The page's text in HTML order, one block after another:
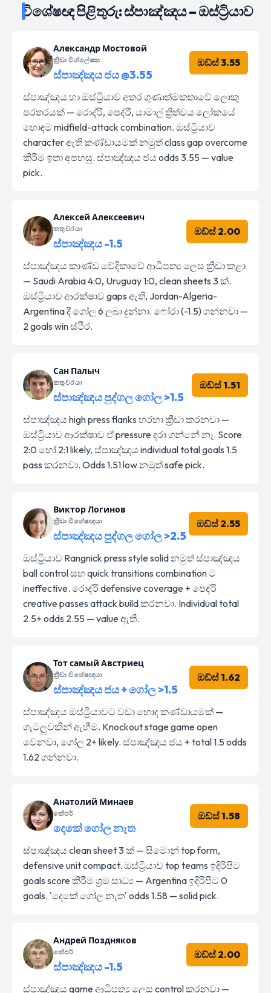
විශේෂඥ පිළිතුරු: ස්පාඤ්ඤය – ඔස්ට්‍රියාව
Александр Мостовой
ක්‍රීඩා විශ්ලේෂක
ස්පාඤ්ඤය ජය @3.55
ඔඩ්ස් 3.55
ස්පාඤ්ඤය හා ඔස්ට්‍රියාව අතර ගුණාත්මකතාවේ ලොකු
පරතරයක් — රොද්රී, පෙද්රී, යාමාල් ත්‍රිත්වය ලෝකයේ
හොඳම midfield-attack combination. ඔස්ට්‍රියාව
character ඇති කණ්ඩායමක් නමුත් class gap overcome
කිරීම ඉතා අපහසු. ස්පාඤ්ඤය ජය odds 3.55 — value
pick.
Алексей Алексеевич
කතුවරයා
ස්පාඤ්ඤය -1.5
ඔඩ්ස් 2.00
ස්පාඤ්ඤය කාණ්ඩ වේදිකාවේ ආධිපත්‍ය ලෙස ක්‍රීඩා කළා
— Saudi Arabia 4:0, Uruguay 1:0, clean sheets 3 ක්.
ඔස්ට්‍රියාව ආරක්ෂාව gaps ඇති, Jordan-Algeria-
Argentina දී ගෝල 6 ලබා දුන්නා. ෆෝරා (-1.5) ගන්නවා —
2 goals win ස්ථිර.
Сан Палыч
කතුවරයා
ස්පාඤ්ඤය පුද්ගල ගෝල >1.5
ඔඩ්ස් 1.51
ස්පාඤ්ඤය high press flanks හරහා ක්‍රීඩා කරනවා —
ඔස්ට්‍රියාව ආරක්ෂාව ඒ pressure දරා ගන්නේ නෑ. Score
2:0 හෝ 2:1 likely, ස්පාඤ්ඤය individual total goals 1.5
pass කරනවා. Odds 1.51 low නමුත් safe pick.
Виктор Логинов
ක්‍රීඩා විශේෂඥයා
ස්පාඤ්ඤය පුද්ගල ගෝල >2.5
ඔඩ්ස් 2.55
ඔස්ට්‍රියාව Rangnick press style solid නමුත් ස්පාඤ්ඤය
ball control සහ quick transitions combination ට
ineffective. රොද්රී defensive coverage + පෙද්රී
creative passes attack build කරනවා. Individual total
2.5+ odds 2.55 — value ඇති.
Тот самый Австриец
ක්‍රීඩා විශේෂඥයා
ස්පාඤ්ඤය ජය + ගෝල >1.5
ඔඩ්ස් 1.62
ස්පාඤ්ඤය ඔස්ට්‍රියාවට වඩා හොඳ කණ්ඩායමක් —
ගැටලුවකින් ඇහීම. Knockout stage game open
වෙනවා, ගෝල 2+ likely. ස්පාඤ්ඤය ජය + total 1.5 odds
1.62 ගන්නවා.
Анатолий Минаев
කේපර්
දෙකේ ගෝල නැත
ඔඩ්ස් 1.58
ස්පාඤ්ඤය clean sheet 3 ක් — සිමොන් top form,
defensive unit compact. ඔස්ට්‍රියාව top teams ඉදිරිපිට
goals score කිරීම ශ්‍රම සාධ්‍ය — Argentina ඉදිරිපිට 0
goals. 'දෙකේ ගෝල නැත' odds 1.58 — solid pick.
Андрей Поздняков
කේපර්
ස්පාඤ්ඤය -1.5
ඔඩ්ස් 2.00
ස්පාඤ්ඤය game ආධිපත්‍ය ලෙස control කරනවා —